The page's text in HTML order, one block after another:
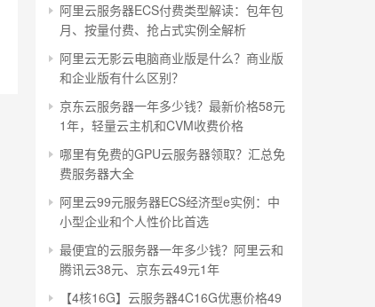
阿里云服务器ECS付费类型解读：包年包
月、按量付费、抢占式实例全解析
阿里云无影云电脑商业版是什么？商业版
和企业版有什么区别？
京东云服务器一年多少钱？最新价格58元
1年，轻量云主机和CVM收费价格
哪里有免费的GPU云服务器领取？汇总免
费服务器大全
阿里云99元服务器ECS经济型e实例：中
小型企业和个人性价比首选
最便宜的云服务器一年多少钱？阿里云和
腾讯云38元、京东云49元1年
【4核16G】云服务器4C16G优惠价格49